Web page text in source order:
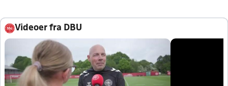
Videoer fra DBU